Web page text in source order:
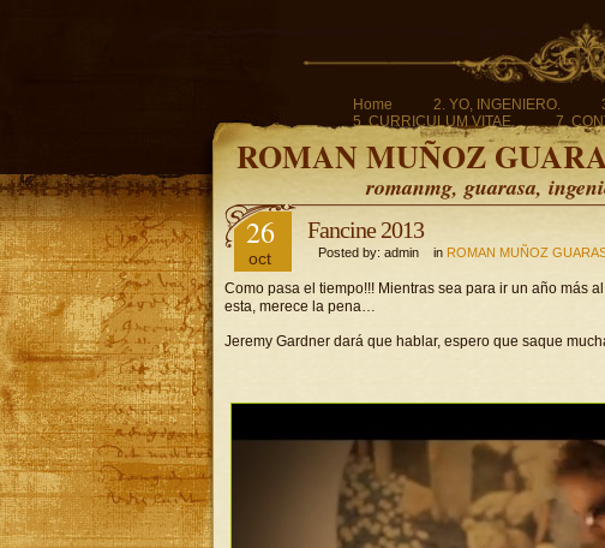
Home 2. YO, INGENIERO.
5. CURRICULUM VITAE.
7.
ROMAN MUÑOZ
romanmg, guarasa,
26
oct
Fancine 2013
Posted by: admin in ROMAN MUÑOZ
Como pasa el tiempo!!! Mientras sea para ir un año más
esta, merece la pena…
Jeremy Gardner dará que hablar, espero que saque